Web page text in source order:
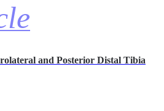
and Posterior Distal Tibia